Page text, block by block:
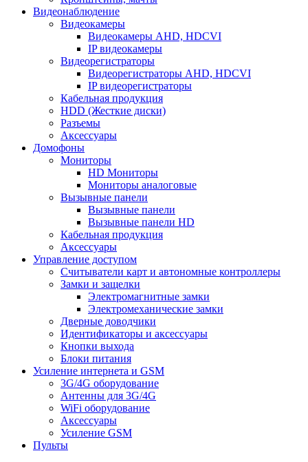
Видеонаблюдение
Видеокамеры
Видеокамеры AHD, HDCVI
IP видеокамеры
Видеорегистраторы
Видеорегистраторы AHD, HDCVI
IP видеорегистраторы
Кабельная продукция
HDD (Жесткие диски)
Разъемы
Аксессуары
Домофоны
Мониторы
HD Мониторы
Мониторы аналоговые
Вызывные панели
Вызывные панели
Вызывные панели HD
Кабельная продукция
Аксессуары
Управление доступом
Считыватели карт и автономные контроллеры
Замки и защелки
Электромагнитные замки
Электромеханические замки
Дверные доводчики
Идентификаторы и аксессуары
Кнопки выхода
Блоки питания
Усиление интернета и GSM
3G/4G оборудование
Антенны для 3G/4G
WiFi оборудование
Аксессуары
Усиление GSM
Пульты